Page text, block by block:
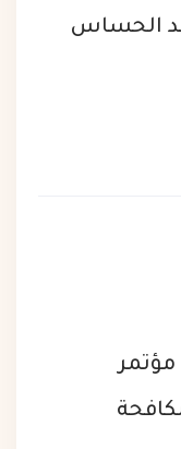
الحساس
مؤتمر